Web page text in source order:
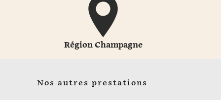
Région Champagne
Nos autres prestations